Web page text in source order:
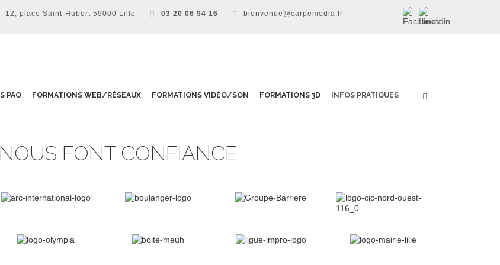
12, place Saint-Hubert 59000 Lille 03 20 06 94 16 bienvenue@carpemedia.fr
PAO FORMATIONS WEB/RÉSEAUX FORMATIONS VIDÉO/SON FORMATIONS 3D INFOS PRATIQUES
FONT CONFIANCE